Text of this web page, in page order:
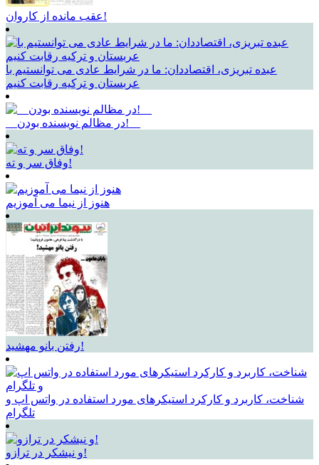
عقب مانده از کاروان!
عبده تبریزی، اقتصاددان: ما در شرایط عادی می توانستیم با
عربستان و ترکیه رقابت کنیم
__در مظالم نویسنده بودن!__
وفاق سر و ته!
هنوز از نیما می آموزیم
رفتن بانو مهشید!
شناخت، کاربرد و کارکرد استیکرهای مورد استفاده در واتس اپ و
تلگرام
و نیشکر در ترازو!